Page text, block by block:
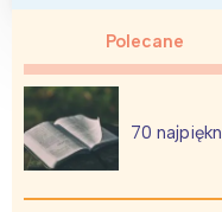
Polecane
70